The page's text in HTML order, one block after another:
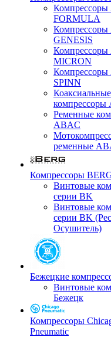
FORMULA
GENESIS
MICRON
SPINN
Коаксиальные
компрессоры
Ременные
ABAC
ременные
Компрессоры
Винтовые
серии BK
Винтовые
серии BK
Осушитель)
Бежецкие
Винтовые
Бежецк
Компрессоры
Pneumatic